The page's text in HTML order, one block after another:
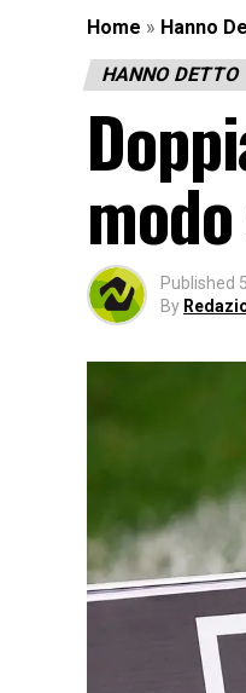
Home » Hanno
HANNO DETTO
Published
By